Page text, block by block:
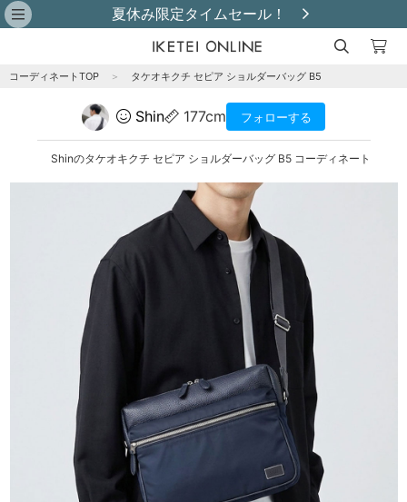
夏休み限定タイムセール！
コーディネートTOP ＞ タケオキクチ セピア ショルダーバッグ B5
Shin 177cm フォローする
Shinのタケオキクチ セピア ショルダーバッグ B5 コーディネート